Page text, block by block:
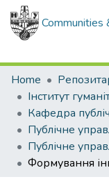
Communities
Home